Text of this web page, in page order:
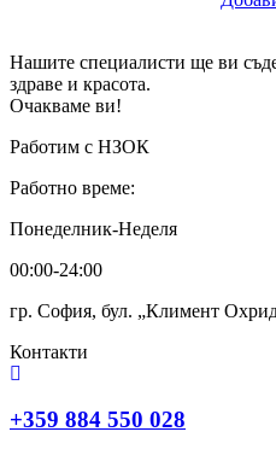
Нашите специалисти ще ви
здраве и красота.
Очакваме ви!
Работим с НЗОК
Работно време:
Понеделник-Неделя
00:00-24:00
гр. София, бул. „Климент
Контакти
+359 884 550 028